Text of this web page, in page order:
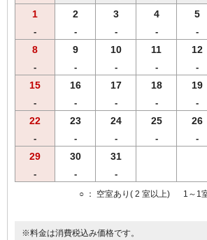
1
-
2
-
3
-
4
-
5
-
8
-
9
-
10
-
11
-
12
-
15
-
16
-
17
-
18
-
19
-
22
-
23
-
24
-
25
-
26
-
29
-
30
-
31
-
○ ： 空室あり( 2 室以上) 1～1
※料金は消費税込み価格です。